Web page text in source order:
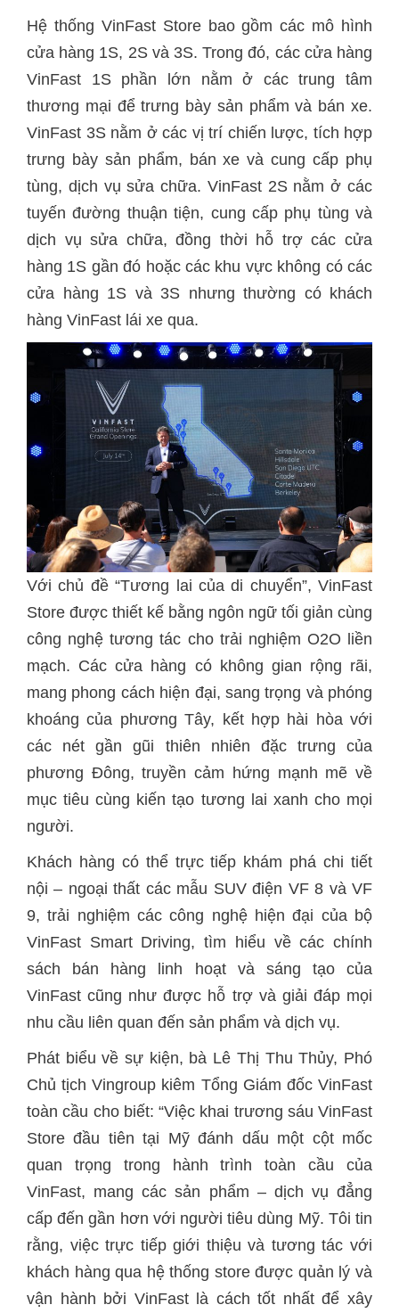
Hệ thống VinFast Store bao gồm các mô hình
cửa hàng 1S, 2S và 3S. Trong đó, các cửa hàng
VinFast 1S phần lớn nằm ở các trung tâm
thương mại để trưng bày sản phẩm và bán xe.
VinFast 3S nằm ở các vị trí chiến lược, tích hợp
trưng bày sản phẩm, bán xe và cung cấp phụ
tùng, dịch vụ sửa chữa. VinFast 2S nằm ở các
tuyến đường thuận tiện, cung cấp phụ tùng và
dịch vụ sửa chữa, đồng thời hỗ trợ các cửa
hàng 1S gần đó hoặc các khu vực không có các
cửa hàng 1S và 3S nhưng thường có khách
hàng VinFast lái xe qua.
Với chủ đề “Tương lai của di chuyển”, VinFast
Store được thiết kế bằng ngôn ngữ tối giản cùng
công nghệ tương tác cho trải nghiệm O2O liền
mạch. Các cửa hàng có không gian rộng rãi,
mang phong cách hiện đại, sang trọng và phóng
khoáng của phương Tây, kết hợp hài hòa với
các nét gần gũi thiên nhiên đặc trưng của
phương Đông, truyền cảm hứng mạnh mẽ về
mục tiêu cùng kiến tạo tương lai xanh cho mọi
người.
Khách hàng có thể trực tiếp khám phá chi tiết
nội – ngoại thất các mẫu SUV điện VF 8 và VF
9, trải nghiệm các công nghệ hiện đại của bộ
VinFast Smart Driving, tìm hiểu về các chính
sách bán hàng linh hoạt và sáng tạo của
VinFast cũng như được hỗ trợ và giải đáp mọi
nhu cầu liên quan đến sản phẩm và dịch vụ.
Phát biểu về sự kiện, bà Lê Thị Thu Thủy, Phó
Chủ tịch Vingroup kiêm Tổng Giám đốc VinFast
toàn cầu cho biết: “Việc khai trương sáu VinFast
Store đầu tiên tại Mỹ đánh dấu một cột mốc
quan trọng trong hành trình toàn cầu của
VinFast, mang các sản phẩm – dịch vụ đẳng
cấp đến gần hơn với người tiêu dùng Mỹ. Tôi tin
rằng, việc trực tiếp giới thiệu và tương tác với
khách hàng qua hệ thống store được quản lý và
vận hành bởi VinFast là cách tốt nhất để xây